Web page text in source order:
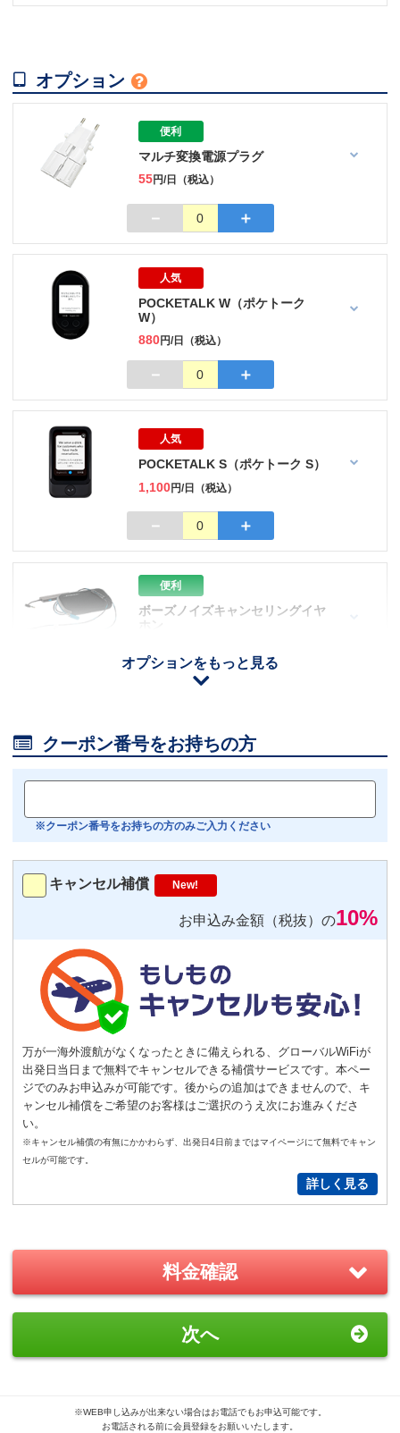
 オプション 
便利
マルチ変換電源プラグ
55円/日（税込）
－ 0 ＋
人気
POCKETALK W（ポケトーク
W）
880円/日（税込）
－ 0 ＋
人気
POCKETALK S（ポケトーク S）
1,100円/日（税込）
－ 0 ＋
オプションをもっと見る
便利
ボーズノイズキャンセリングイヤ
ホン
－
おすすめ
Bluetoothイヤホン対応
トランスミッター
－ 0
気圧コントロール機能付き耳栓
1,540円（税込）/個
通常
Sサイズ － 0 ＋
New!
おすすめ
ルセット
1,870円/日（税込）
 クーポン番号をお持ちの方
※クーポン番号をお持ちの方のみご入力ください
キャンセル補償 New!
お申込み金額（税抜）の10%
万が一海外渡航がなくなったときに備えられる、グローバルWiFiが
出発日当日まで無料でキャンセルできる補償サービスです。本ペー
ジでのみお申込みが可能です。後からの追加はできませんので、キ
ャンセル補償をご希望のお客様はご選択のうえ次にお進みくださ
い。
※キャンセル補償の有無にかかわらず、出発日4日前まではマイページにて無料でキャン
セルが可能です。
詳しく見る
料金確認
次へ
※WEB申し込みが出来ない場合はお電話でもお申込可能です。
お電話される前に会員登録をお願いいたします。